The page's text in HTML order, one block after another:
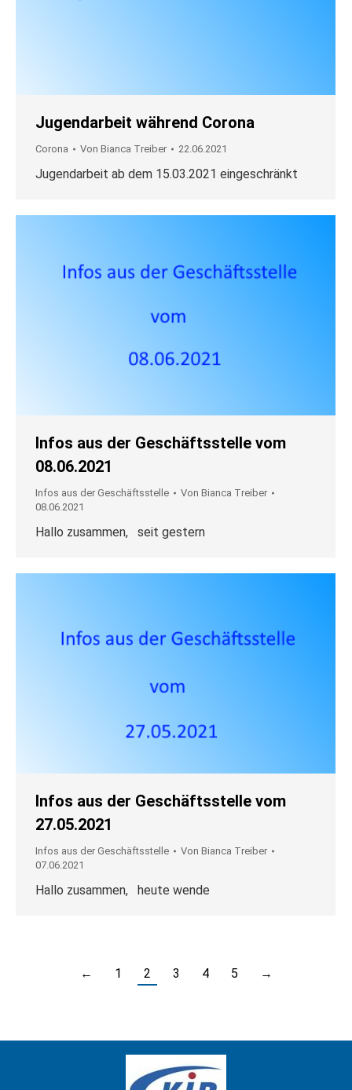
Jugendarbeit während Corona
Corona Von Bianca Treiber 22.06.2021
Jugendarbeit ab dem 15.03.2021 eingeschränkt
Infos aus der Geschäftsstelle vom
08.06.2021
Infos aus der Geschäftsstelle Von Bianca Treiber
08.06.2021
Hallo zusammen, seit gestern
Infos aus der Geschäftsstelle vom
27.05.2021
Infos aus der Geschäftsstelle Von Bianca Treiber
07.06.2021
Hallo zusammen, heute wende
← 1 2 3 4 5 →